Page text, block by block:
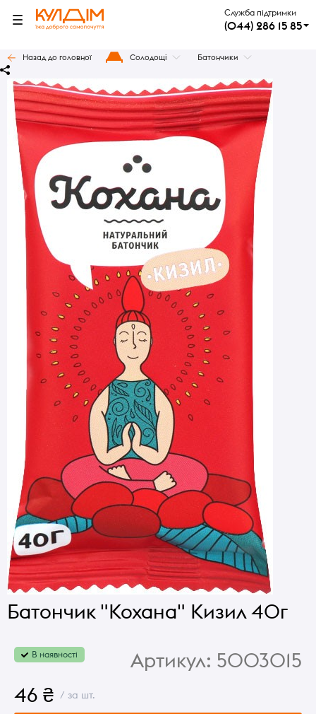
Служба підтримки
(044) 286 15 85
Назад до головної Солодощі Батончики
Батончик "Кохана" Кизил 40г
В наявності Артикул: 5003015
46 ₴ / за шт.